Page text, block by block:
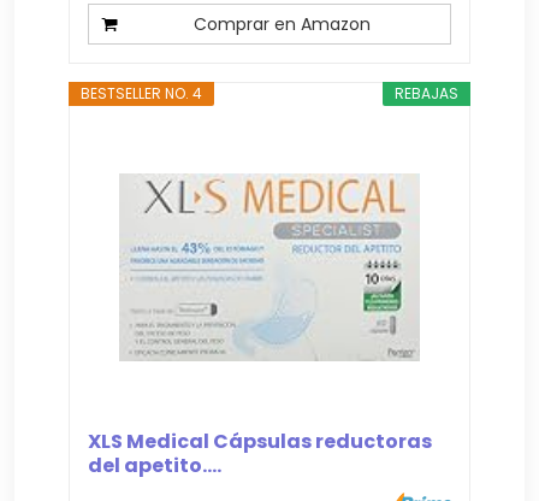
Comprar en Amazon
REBAJAS
BESTSELLER NO. 4
XLS Medical Cápsulas reductoras
del apetito....